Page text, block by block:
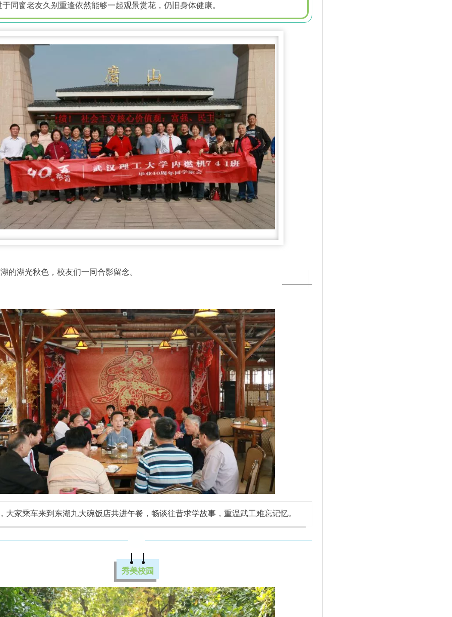
于同窗老友久别重逢依然能够一起观景赏花，仍旧身体健康。
的湖光秋色，校友们一同合影留念。
大家乘车来到东湖九大碗饭店共进午餐，畅谈往昔求学故事，重温武工难忘记忆。
秀美校园